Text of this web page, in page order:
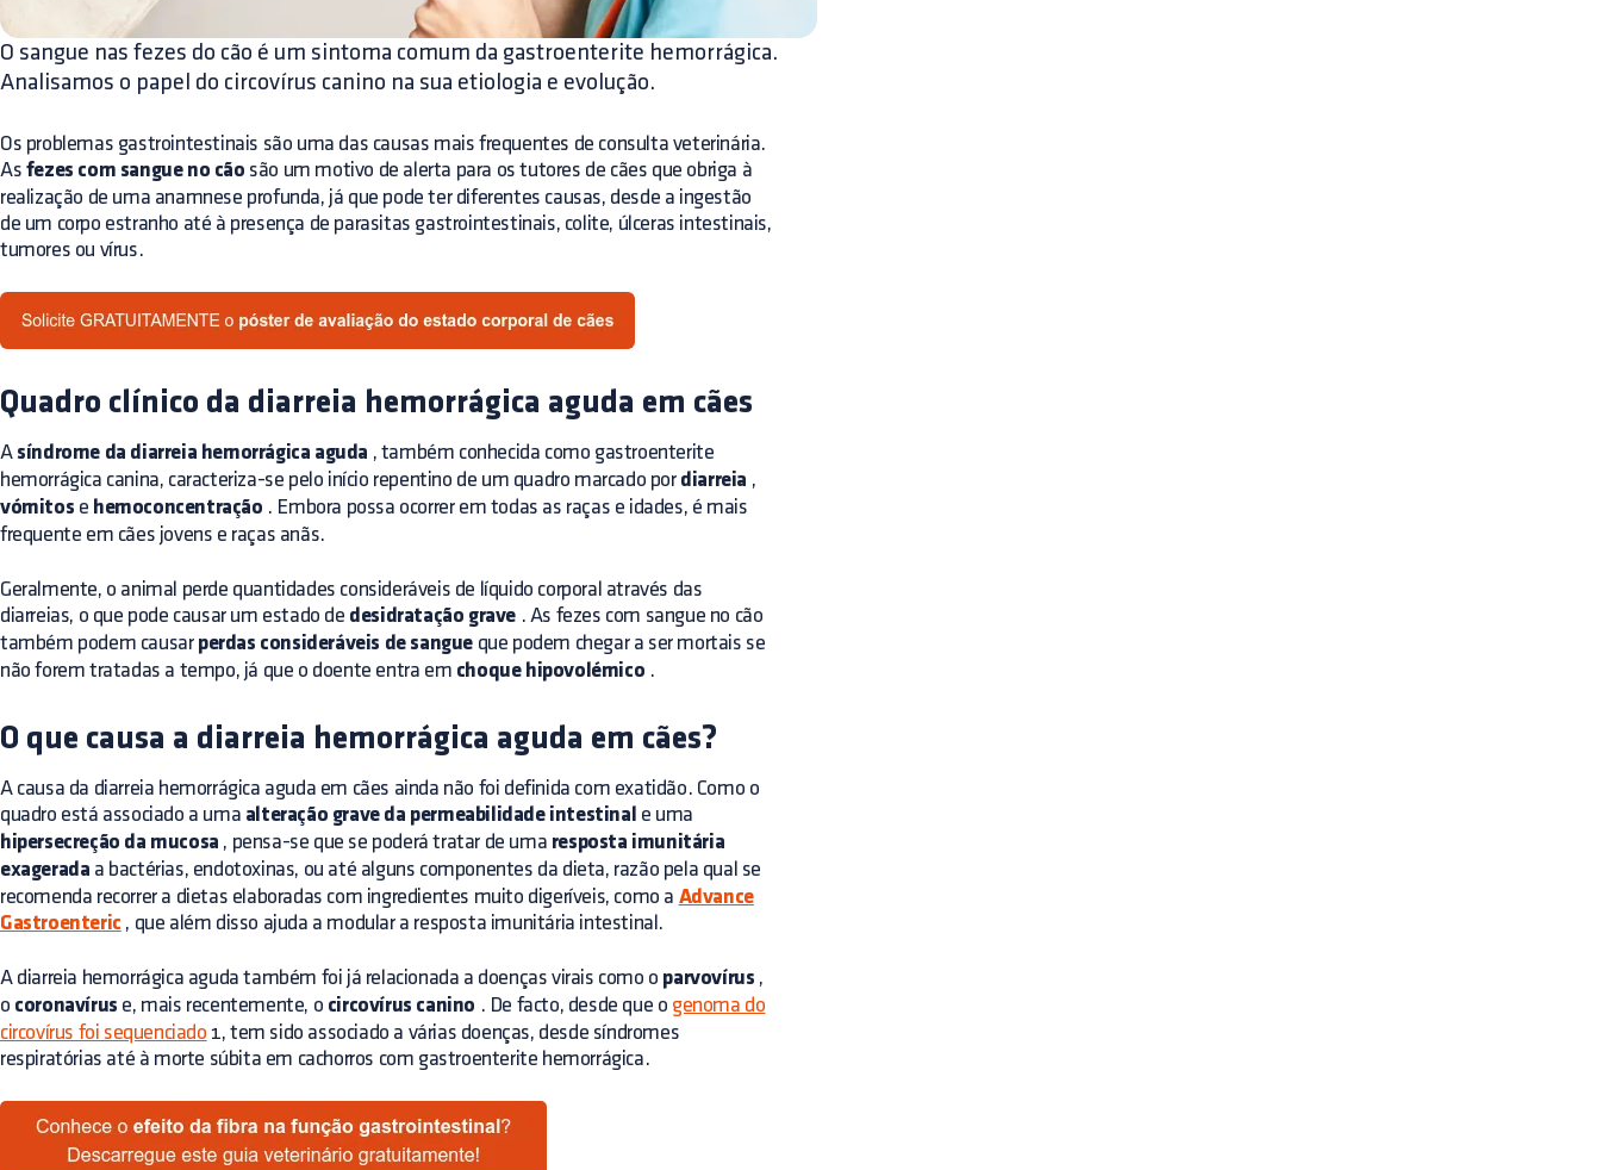
O sangue nas fezes do cão é um sintoma comum da gastroenterite hemorrágica.
Analisamos o papel do circovírus canino na sua etiologia e evolução.
Os problemas gastrointestinais são uma das causas mais frequentes de consulta veterinária.
As fezes com sangue no cão são um motivo de alerta para os tutores de cães que obriga à
realização de uma anamnese profunda, já que pode ter diferentes causas, desde a ingestão
de um corpo estranho até à presença de parasitas gastrointestinais, colite, úlceras intestinais,
tumores ou vírus.
Quadro clínico da diarreia hemorrágica aguda em cães
A síndrome da diarreia hemorrágica aguda , também conhecida como gastroenterite
hemorrágica canina, caracteriza-se pelo início repentino de um quadro marcado por diarreia ,
vómitos e hemoconcentração . Embora possa ocorrer em todas as raças e idades, é mais
frequente em cães jovens e raças anãs.
Geralmente, o animal perde quantidades consideráveis de líquido corporal através das
diarreias, o que pode causar um estado de desidratação grave . As fezes com sangue no cão
também podem causar perdas consideráveis de sangue que podem chegar a ser mortais se
não forem tratadas a tempo, já que o doente entra em choque hipovolémico .
O que causa a diarreia hemorrágica aguda em cães?
A causa da diarreia hemorrágica aguda em cães ainda não foi definida com exatidão. Como o
quadro está associado a uma alteração grave da permeabilidade intestinal e uma
hipersecreção da mucosa , pensa-se que se poderá tratar de uma resposta imunitária
exagerada a bactérias, endotoxinas, ou até alguns componentes da dieta, razão pela qual se
recomenda recorrer a dietas elaboradas com ingredientes muito digeríveis, como a Advance
Gastroenteric , que além disso ajuda a modular a resposta imunitária intestinal.
A diarreia hemorrágica aguda também foi já relacionada a doenças virais como o parvovírus ,
o coronavírus e, mais recentemente, o circovírus canino . De facto, desde que o genoma do
circovírus foi sequenciado 1, tem sido associado a várias doenças, desde síndromes
respiratórias até à morte súbita em cachorros com gastroenterite hemorrágica.